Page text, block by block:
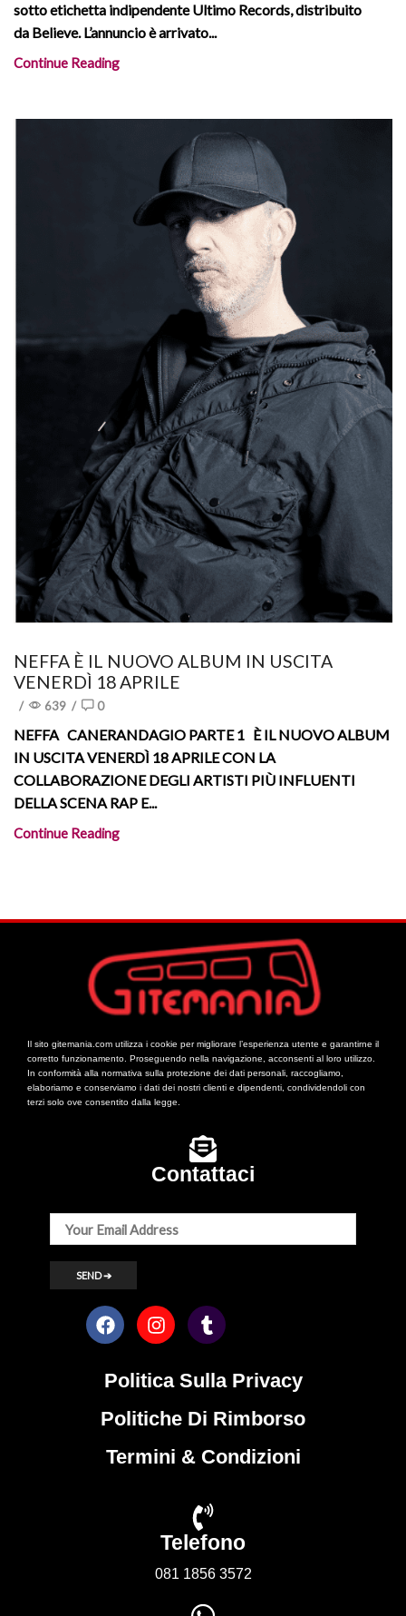
sotto etichetta indipendente Ultimo Records, distribuito
da Believe. L’annuncio è arrivato...
Continue Reading
NEFFA È IL NUOVO ALBUM IN USCITA
VENERDÌ 18 APRILE
/ 639 / 0
NEFFA CANERANDAGIO PARTE 1 È IL NUOVO ALBUM
IN USCITA VENERDÌ 18 APRILE CON LA
COLLABORAZIONE DEGLI ARTISTI PIÙ INFLUENTI
DELLA SCENA RAP E...
Continue Reading
Il sito gitemania.com utilizza i cookie per migliorare l’esperienza utente e garantirne il
corretto funzionamento. Proseguendo nella navigazione, acconsenti al loro utilizzo.
In conformità alla normativa sulla protezione dei dati personali, raccogliamo,
elaboriamo e conserviamo i dati dei nostri clienti e dipendenti, condividendoli con
terzi solo ove consentito dalla legge.
Contattaci
Politica Sulla Privacy
Politiche Di Rimborso
Termini & Condizioni
Telefono
081 1856 3572